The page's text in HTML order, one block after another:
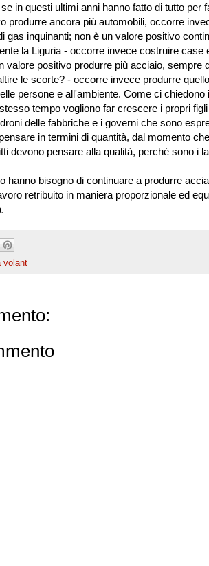
in questi ultimi anni hanno fatto di tutto
produrre ancora più automobili, occorre
gas inquinanti; non è un valore positivo
la Liguria - occorre invece costruire
valore positivo produrre più acciaio,
le scorte? - occorre invece produrre
persone e all'ambiente. Come ci
tempo vogliono far crescere i propri
delle fabbriche e i governi che sono
in termini di quantità, dal momento
devono pensare alla qualità, perché sono i
hanno bisogno di continuare a produrre
retribuito in maniera proporzionale ed
volant